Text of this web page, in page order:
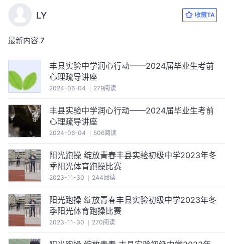
LY 收藏TA
最新内容 7
丰县实验中学润心行动——2024届毕业生考前
心理疏导讲座
2024-06-04 279阅读
丰县实验中学润心行动——2024届毕业生考前
心理疏导讲座
2024-06-04 506阅读
阳光跑操 绽放青春丰县实验初级中学2023年冬
季阳光体育跑操比赛
2023-11-30 244阅读
阳光跑操 绽放青春丰县实验初级中学2023年冬
季阳光体育跑操比赛
2023-11-30 270阅读